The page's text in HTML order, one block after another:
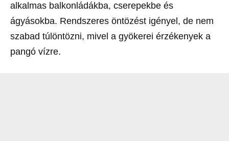
alkalmas balkonládákba, cserepekbe és
ágyásokba. Rendszeres öntözést igényel, de nem
szabad túlöntözni, mivel a gyökerei érzékenyek a
pangó vízre.